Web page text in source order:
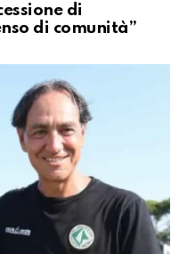
di
di comunità”